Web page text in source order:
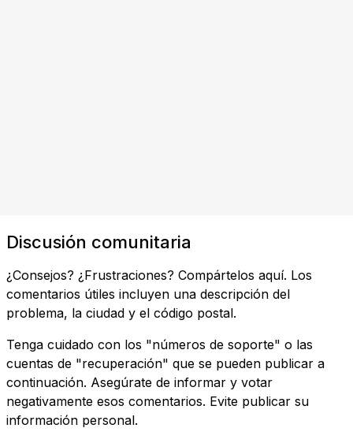
Discusión comunitaria
¿Consejos? ¿Frustraciones? Compártelos aquí. Los
comentarios útiles incluyen una descripción del
problema, la ciudad y el código postal.
Tenga cuidado con los "números de soporte" o las
cuentas de "recuperación" que se pueden publicar a
continuación. Asegúrate de informar y votar
negativamente esos comentarios. Evite publicar su
información personal.